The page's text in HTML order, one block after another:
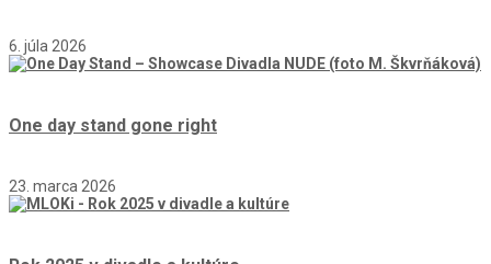
6. júla 2026
One day stand gone right
23. marca 2026